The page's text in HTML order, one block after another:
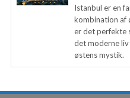
Istanbul er en
kombination af
er det perfekte
det moderne
østens mystik.